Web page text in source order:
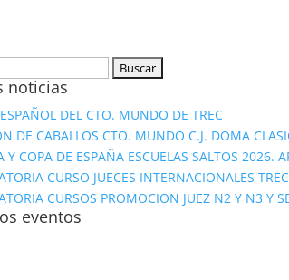
noticias
DEL CTO. MUNDO DE TREC
DE CABALLOS CTO. MUNDO C.J. DOMA
Y COPA DE ESPAÑA ESCUELAS SALTOS 2026.
CURSO JUECES INTERNACIONALES TREC
CURSOS PROMOCION JUEZ N2 Y N3 Y
eventos